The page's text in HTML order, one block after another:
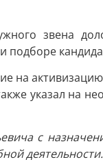
звена
на
указал на
с
деятельности.